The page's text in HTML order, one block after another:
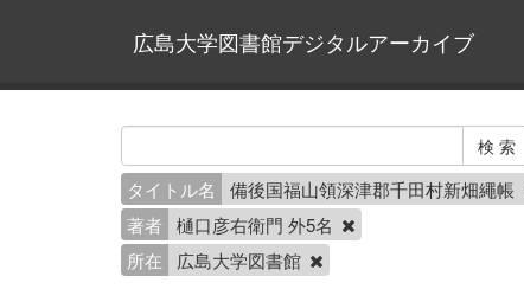
広島大学図書館デジタルアーカイブ
タイトル名
備後国福山領深津郡千田村新畑繩帳
著者
樋口彦右衛門 外5名
所在
広島大学図書館